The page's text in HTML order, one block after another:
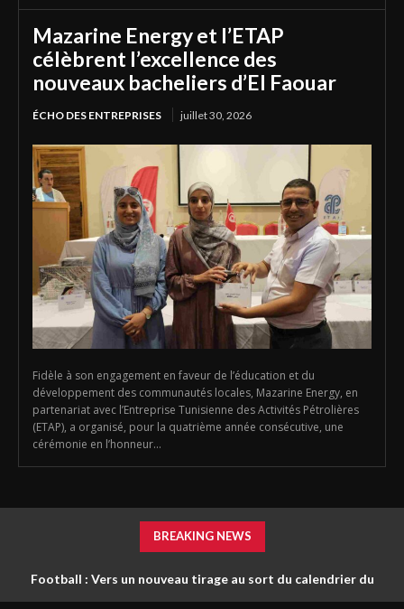
Mazarine Energy et l’ETAP
célèbrent l’excellence des
nouveaux bacheliers d’El Faouar
ÉCHO DES ENTREPRISES juillet 30, 2026
Fidèle à son engagement en faveur de l’éducation et du
développement des communautés locales, Mazarine Energy, en
partenariat avec l’Entreprise Tunisienne des Activités Pétrolières
(ETAP), a organisé, pour la quatrième année consécutive, une
cérémonie en l’honneur...
BREAKING NEWS
Football : Vers un nouveau tirage au sort du calendrier du